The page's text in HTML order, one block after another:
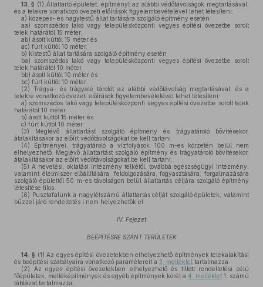
13. § (1) Állattartó épületet, építményt az alábbi védőtávolságok megtartásával,
és a telekre vonatkozó övezeti előírások figyelembevételével lehet létesíteni:
a) közepes- és nagytestű állat tartására szolgáló építmény esetén
aa) szomszédos lakó vagy településközponti vegyes építési övezetbe sorolt
telek határától 15 méter,
ab) ásott kúttól 15 méter és
ac) fúrt kúttól 10 méter,
b) kistestű állat tartására szolgáló építmény esetén
ba) szomszédos lakó vagy településközponti vegyes építési övezetbe sorolt
telek határától 10 méter,
bb) ásott kúttól 10 méter és
bc) fúrt kúttól 10 méter
(2) Trágya- és trágyalé tárolót az alábbi védőtávolság megtartásával, és a
telekre vonatkozó övezeti előírások figyelembevételével lehet létesíteni:
a) szomszédos lakó vagy településközponti vegyes építési övezetbe sorolt telek
határától 10 méter
b) ásott kúttól 15 méter és
c) fúrt kúttól 10 méter.
(3) Meglévő állattartást szolgáló építmény és trágyatároló bővítésekor,
átalakításakor az előírt védőtávolságokat be kell tartani.
(4) Építményei, trágyatároló a vízfolyások 100 m-es körzetén belül nem
elhelyezhető. Meglévő állattartást szolgáló építmény és trágyatároló bővítésekor,
átalakításakor az előírt védőtávolságokat be kell tartani.
(5) A nevelési, oktatási intézmény telkétől, továbbá egészségügyi intézmény,
valamint élelmiszer előállítására, feldolgozására, fogyasztására, forgalmazására
szolgáló épülettől 50 m-es távolságon belül állattartás céljára szolgáló építmény
létesítése tilos.
(6) Pusztafalunk a nagylétszámú állattartás célját szolgáló épületek, valamint
bűzzel járó rendeltetés l nem helyezhetők el.
IV. Fejezet
BEÉPÍTÉSRE SZÁNT TERÜLETEK
14. § (1) Az egyes építési övezetekben elhelyezhető építmények telekalakítási
és beépítési szabályaira vonatkozó paramétereit a 3. melléklet tartalmazza.
(2) Az egyes építési övezetekben elhelyezhető és tiltott rendeltetési célú
főépületek, melléképítmények és egyéb építmények körét a 4. melléklet 1. számú
táblázat tartalmazza.